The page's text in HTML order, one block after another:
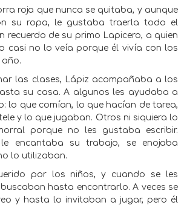
roja que nunca se quitaba, y aunque
su ropa, le gustaba traerla todo el
recuerdo de su primo Lapicero, a quien
casi no lo veía porque él vivía con los
las clases, Lápiz acompañaba a los
su casa. A algunos les ayudaba a
lo que comían, lo que hacían de tarea,
y lo que jugaban. Otros ni siquiera lo
porque no les gustaba escribir.
encantaba su trabajo, se enojaba
lo utilizaban.
por los niños, y cuando se les
hasta encontrarlo. A veces se
y hasta lo invitaban a jugar, pero él